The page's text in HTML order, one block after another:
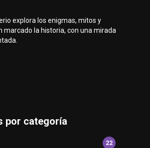
explora los enigmas, mitos y
marcado la historia, con una mirada
por categoría
22